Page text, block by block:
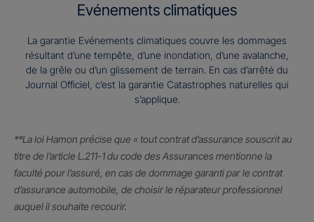
Evénements climatiques
La garantie Evénements climatiques couvre les dommages
résultant d’une tempête, d’une inondation, d’une avalanche,
de la grêle ou d’un glissement de terrain. En cas d’arrêté du
Journal Officiel, c’est la garantie Catastrophes naturelles qui
s’applique.
**La loi Hamon précise que « tout contrat d’assurance souscrit au
titre de l’article L.211-1 du code des Assurances mentionne la
faculté pour l’assuré, en cas de dommage garanti par le contrat
d’assurance automobile, de choisir le réparateur professionnel
auquel il souhaite recourir.